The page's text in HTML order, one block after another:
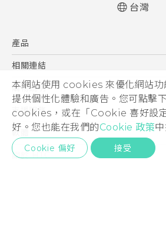
本網站使用 cookies 來優化網站功
提供個性化體驗和廣告。您可點擊
cookies，或在「Cookie 喜好設
好。您也能在我們的Cookie 政策
Cookie 偏好 接受
台灣
產品
5G
智慧型手機
配件
VIVE
相關連結
HTC Research
購物說明
購物須知
訂單管理
付款方式
支援服務
到府收送維修服務
服務中心資訊
軟體
應用程式
關於 HTC